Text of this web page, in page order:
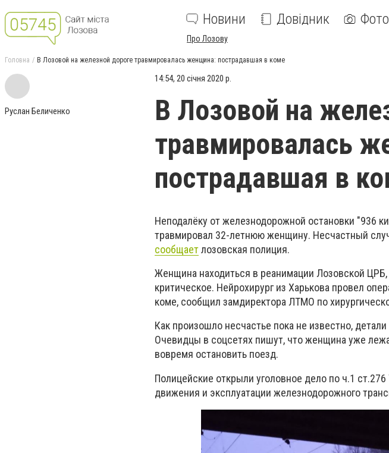
Новини Довідник
Про Лозову
Головна В Лозовой на железной дороге травмировалась женщина: пострадавшая в коме
Руслан Беличенко
14:54, 20 січня 2020 р.
В Лозовой на
травмировалась
пострадавшая в
Неподалёку от железнодорожной остановки "936
травмировал 32-летнюю женщину. Несчастный
сообщаетлозовская полиция.
Женщина находиться в реанимации Лозовской
критическое. Нейрохирург из Харькова провел
коме, сообщил замдиректора ЛТМО по
Как произошло несчастье пока не известно,
Очевидцы в соцсетях пишут, что женщина уже
вовремя остановить поезд.
Полицейские открыли уголовное дело по ч.1
движения и эксплуатации железнодорожного